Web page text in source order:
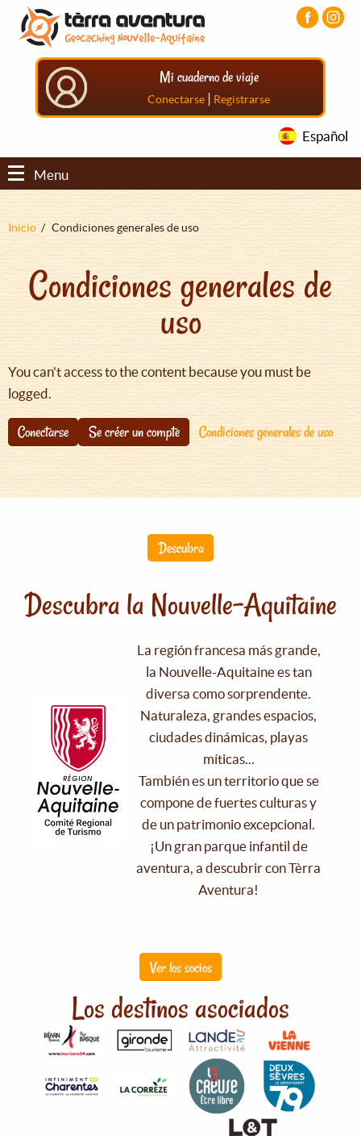
Pasar
contenido
principal
Pasar
menú
principal
Pasar
principal
Mi cuaderno de viaje
Conectarse | Registrarse
Español
Menu
Sobrescribir
ayuda
navegación
Inicio Condiciones generales de uso
Condiciones generales de
uso
You can't access to the content because you must be
logged.
Conectarse Se créer un compte Condiciones generales de uso
Descubra
Descubra la Nouvelle-Aquitaine
La región francesa más grande,
la Nouvelle-Aquitaine es tan
diversa como sorprendente.
Naturaleza, grandes espacios,
ciudades dinámicas, playas
míticas...
También es un territorio que se
compone de fuertes culturas y
de un patrimonio excepcional.
¡Un gran parque infantil de
aventura, a descubrir con Tèrra
Aventura!
Ver los socios
Los destinos asociados